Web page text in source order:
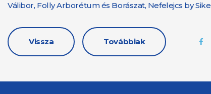
Válibor, Folly Arborétum és Borászat, Nefelejcs by
Vissza Továbbiak